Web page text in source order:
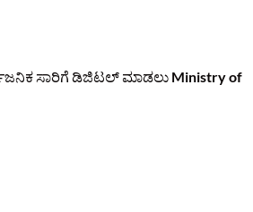
ಸಾರಿಗೆ ಡಿಜಿಟಲ್ ಮಾಡಲು Ministry of